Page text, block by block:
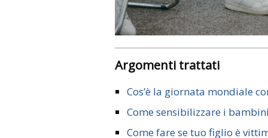
Argomenti trattati
Cos’è la giornata mondiale
Come sensibilizzare i
Come fare se tuo figlio è